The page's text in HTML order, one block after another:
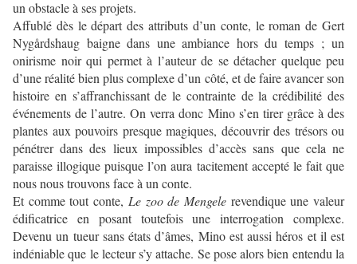
un obstacle à ses projets.
Affublé dès le départ des attributs d’un conte, le roman de Gert
Nygårdshaug baigne dans une ambiance hors du temps ; un
onirisme noir qui permet à l’auteur de se détacher quelque peu
d’une réalité bien plus complexe d’un côté, et de faire avancer son
histoire en s’affranchissant de le contrainte de la crédibilité des
événements de l’autre. On verra donc Mino s’en tirer grâce à des
plantes aux pouvoirs presque magiques, découvrir des trésors ou
pénétrer dans des lieux impossibles d’accès sans que cela ne
paraisse illogique puisque l’on aura tacitement accepté le fait que
nous nous trouvons face à un conte.
Et comme tout conte, Le zoo de Mengelerevendique une valeur
édificatrice en posant toutefois une interrogation complexe.
Devenu un tueur sans états d’âmes, Mino est aussi héros et il est
indéniable que le lecteur s’y attache. Se pose alors bien entendu la